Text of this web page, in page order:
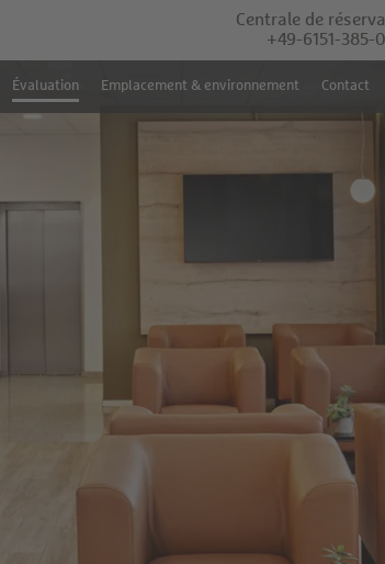
Centrale de
+49-6151-385-0
Évaluation Emplacement & environnement Contact